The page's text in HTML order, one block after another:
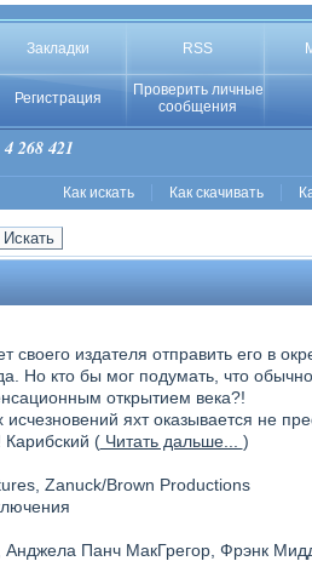
Закладки RSS
Регистрация
Проверить личные
сообщения
268 421
Как искать Как скачивать
издателя отправить его в
Но кто бы мог подумать, что
открытием века?!
яхт оказывается не
(Читать дальше... )
Zanuck/Brown Productions
Панч МакГрегор, Фрэнк